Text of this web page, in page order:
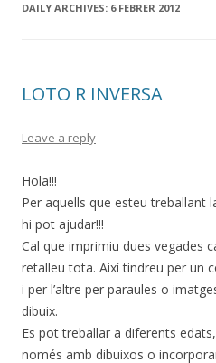
DAILY ARCHIVES: 6 FEBRER 2012
LOTO R INVERSA
Leave a reply
Hola!!!
Per aquells que esteu treballant
hi pot ajudar!!!
Cal que imprimiu dues vegades
retalleu tota. Així tindreu per un
i per l’altre per paraules o
dibuix.
Es pot treballar a diferents
només amb dibuixos o